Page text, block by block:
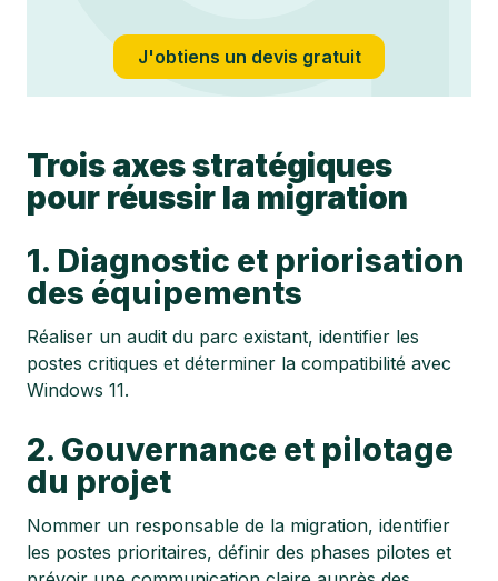
J'obtiens un devis gratuit
Trois axes stratégiques
pour réussir la migration
1. Diagnostic et priorisation
des équipements
Réaliser un audit du parc existant, identifier les
postes critiques et déterminer la compatibilité avec
Windows 11.
2. Gouvernance et pilotage
du projet
Nommer un responsable de la migration, identifier
les postes prioritaires, définir des phases pilotes et